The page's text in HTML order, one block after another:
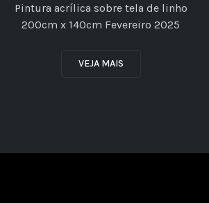
Pintura acrílica sobre tela de linho
200cm x 140cm Fevereiro 2025
VEJA MAIS